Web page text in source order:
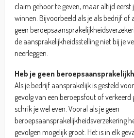
claim gehoor te geven, maar altijd eerst
winnen. Bijvoorbeeld als je als bedrijf of
geen
de aansprakelijkheidsstelling niet bij je
neerleggen.
Heb je geen
Als je bedrijf aansprakelijk is gesteld
gevolg van een beroepsfout of verkeerd
schrik je wel even. Vooral als je geen
beroepsaansprakelijkheidsverzekering
gevolgen mogelijk groot. Het is in elk